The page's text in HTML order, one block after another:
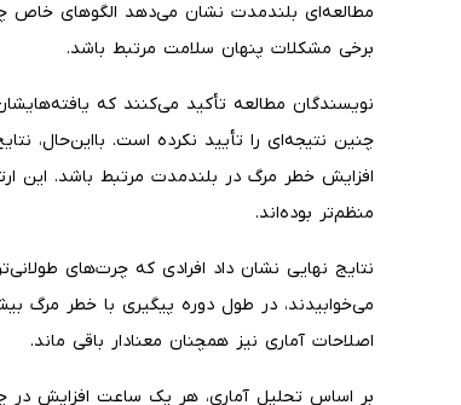
مطالعه‌ای بلندمدت نشان می‌دهد الگوهای خاص
برخی مشکلات پنهان سلامت مرتبط باشد.
نویسندگان مطالعه تأکید می‌کنند که
چنین نتیجه‌ای را تأیید نکرده است. بااین‌حال،
افزایش خطر مرگ در بلندمدت مرتبط باشد. این
منظم‌تر بوده‌اند.
نتایج نهایی نشان داد افرادی که چرت‌های
می‌خوابیدند، در طول دوره پیگیری با خطر مرگ
اصلاحات آماری نیز همچنان معنادار باقی ماند.